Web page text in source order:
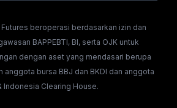
beroperasi berdasarkan izin dan
BAPPEBTI, BI, serta OJK untuk
dengan aset yang mendasari berupa
anggota bursa BBJ dan BKDI dan anggota
Indonesia Clearing House.